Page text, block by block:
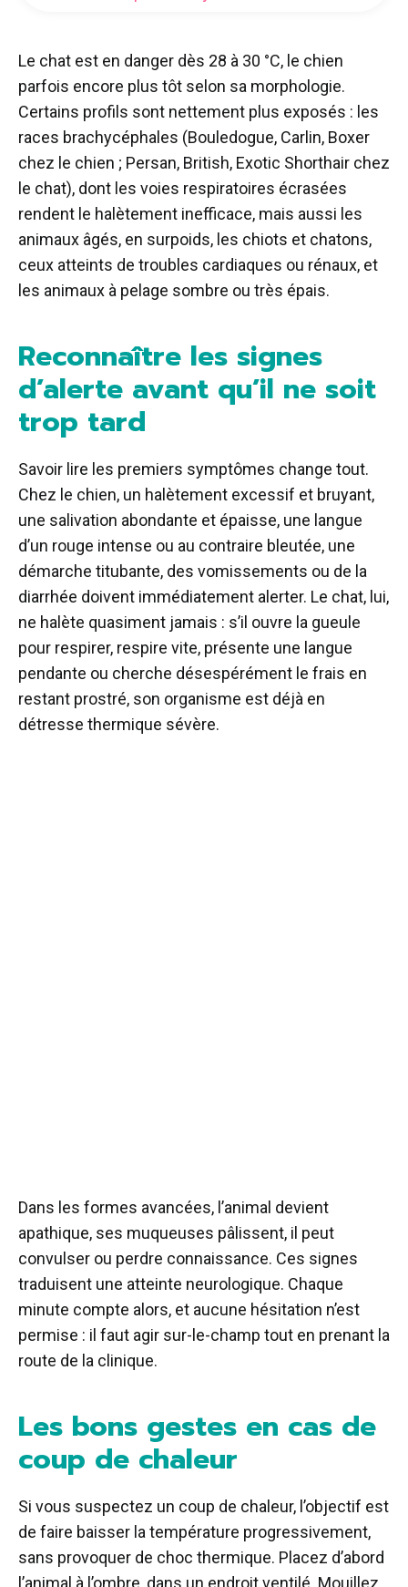
Le chat est en danger dès 28 à 30 °C, le chien
parfois encore plus tôt selon sa morphologie.
Certains profils sont nettement plus exposés : les
races brachycéphales (Bouledogue, Carlin, Boxer
chez le chien ; Persan, British, Exotic Shorthair chez
le chat), dont les voies respiratoires écrasées
rendent le halètement inefficace, mais aussi les
animaux âgés, en surpoids, les chiots et chatons,
ceux atteints de troubles cardiaques ou rénaux, et
les animaux à pelage sombre ou très épais.
Reconnaître les signes
d’alerte avant qu’il ne soit
trop tard
Savoir lire les premiers symptômes change tout.
Chez le chien, un halètement excessif et bruyant,
une salivation abondante et épaisse, une langue
d’un rouge intense ou au contraire bleutée, une
démarche titubante, des vomissements ou de la
diarrhée doivent immédiatement alerter. Le chat, lui,
ne halète quasiment jamais : s’il ouvre la gueule
pour respirer, respire vite, présente une langue
pendante ou cherche désespérément le frais en
restant prostré, son organisme est déjà en
détresse thermique sévère.
Dans les formes avancées, l’animal devient
apathique, ses muqueuses pâlissent, il peut
convulser ou perdre connaissance. Ces signes
traduisent une atteinte neurologique. Chaque
minute compte alors, et aucune hésitation n’est
permise : il faut agir sur-le-champ tout en prenant la
route de la clinique.
Les bons gestes en cas de
coup de chaleur
Si vous suspectez un coup de chaleur, l’objectif est
de faire baisser la température progressivement,
sans provoquer de choc thermique. Placez d’abord
l’animal à l’ombre, dans un endroit ventilé. Mouillez